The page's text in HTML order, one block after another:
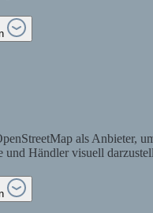
als Anbieter,
und Händler visuell